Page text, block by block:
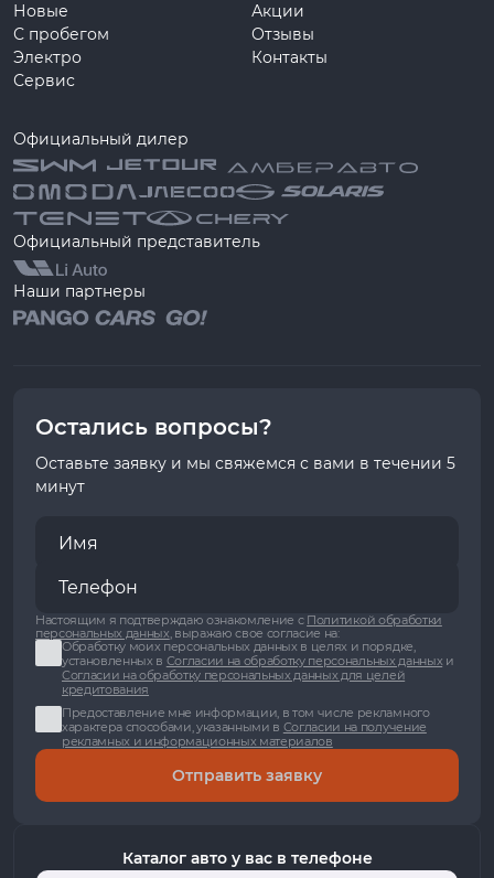
Новые
С пробегом
Электро
Сервис
Акции
Отзывы
Контакты
Официальный дилер
Официальный представитель
Наши партнеры
Остались вопросы?
Оставьте заявку и мы свяжемся с вами в течении 5
минут
Настоящим я подтверждаю ознакомление с Политикой обработки
персональных данных, выражаю свое согласие на:
Обработку моих персональных данных в целях и порядке,
установленных в Согласии на обработку персональных данныхи
Согласии на обработку персональных данных для целей
кредитования
Предоставление мне информации, в том числе рекламного
характера способами, указанными в Согласии на получение
рекламных и информационных материалов
Отправить заявку
Каталог авто у вас в телефоне